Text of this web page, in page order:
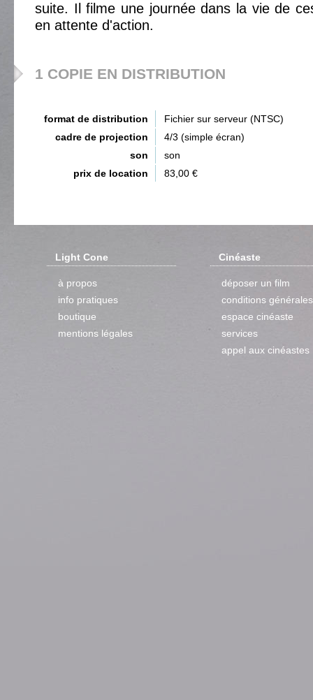
suite. Il filme une journée dans la vie de
en attente d'action.
1 COPIE EN DISTRIBUTION
format de distribution
Fichier sur serveur (NTSC)
cadre de projection
4/3 (simple écran)
son
son
prix de location
83,00 €
Light Cone
à propos
info pratiques
boutique
mentions légales
Cinéaste
déposer un film
conditions générales
espace cinéaste
services
appel aux cinéastes